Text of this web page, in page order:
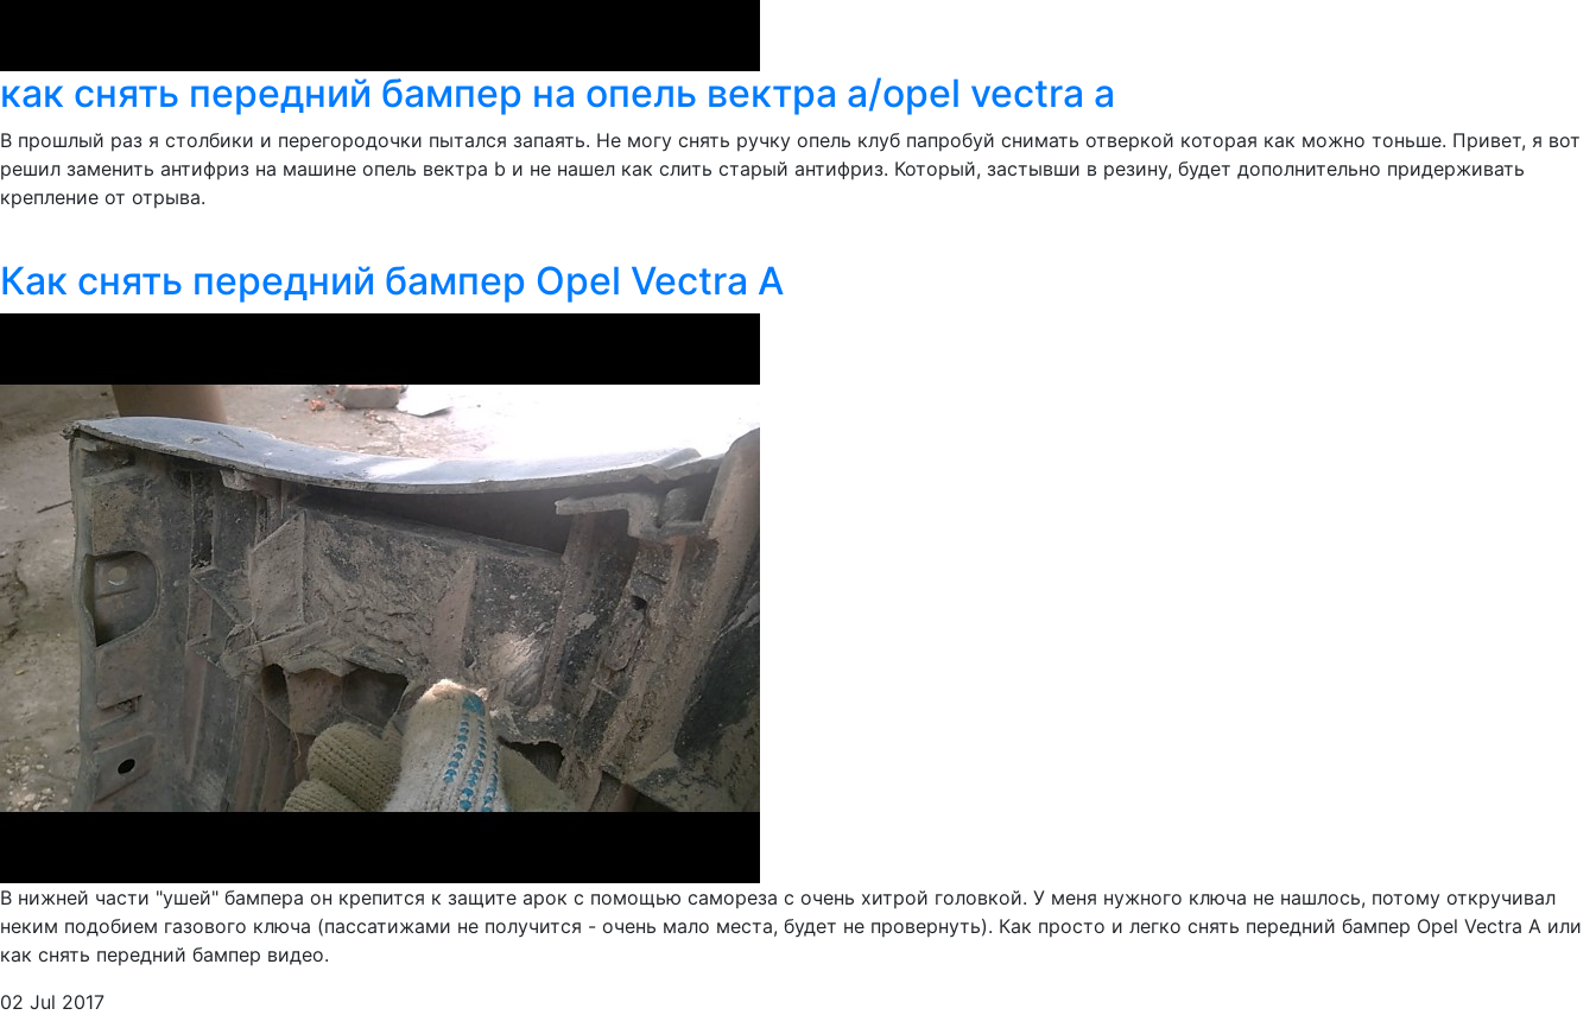
как снять передний бампер на опель вектра а/opel vectra a
В прошлый раз я столбики и перегородочки пытался запаять. Не могу снять ручку опель клуб папробуй снимать отверкой которая как можно тоньше. Привет, я вот
решил заменить антифриз на машине опель вектра b и не нашел как слить старый антифриз. Который, застывши в резину, будет дополнительно придерживать
крепление от отрыва.
Как снять передний бампер Opel Vectra A
В нижней части "ушей" бампера он крепится к защите арок с помощью самореза с очень хитрой головкой. У меня нужного ключа не нашлось, потому откручивал
неким подобием газового ключа (пассатижами не получится - очень мало места, будет не провернуть). Как просто и легко снять передний бампер Opel Vectra A или
как снять передний бампер видео.
02 Jul 2017